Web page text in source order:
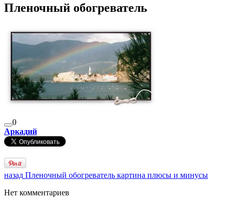
Пленочный обогреватель
0
Аркадий
назад Пленочный обогреватель картина плюсы и минусы
Нет комментариев